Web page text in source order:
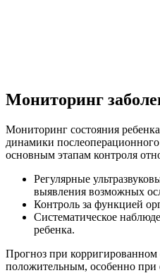
Мониторинг
Мониторинг состояния
динамики
основным этапам контроля
Регулярные
выявления возможных
Контроль за функцией
Систематическое
ребенка.
Прогноз при
положительным, особенно при